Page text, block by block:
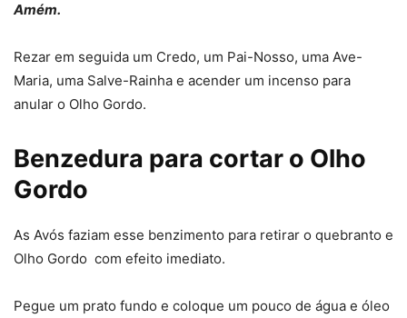
Amém.
Rezar em seguida um Credo, um Pai-Nosso, uma Ave-
Maria, uma Salve-Rainha e acender um incenso para
anular o Olho Gordo.
Benzedura para cortar o Olho
Gordo
As Avós faziam esse benzimento para retirar o quebranto e
Olho Gordo com efeito imediato.
Pegue um prato fundo e coloque um pouco de água e óleo